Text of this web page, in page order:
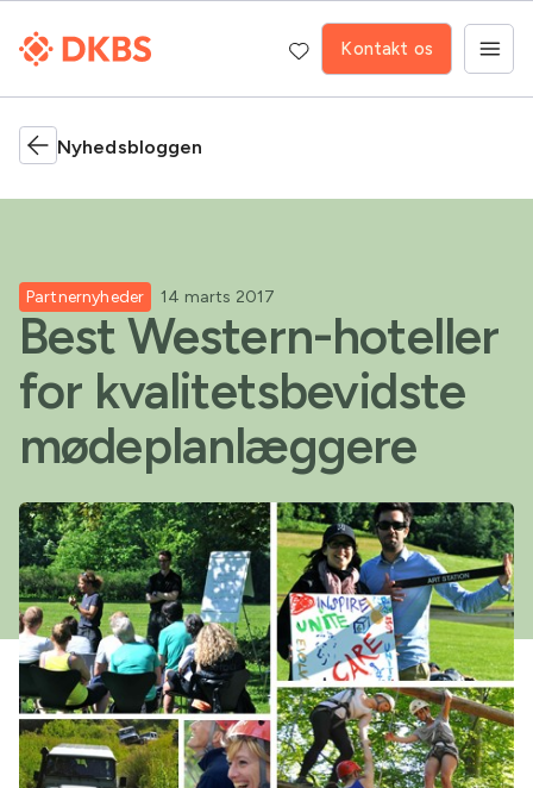
Kontakt os
Nyhedsbloggen
Partnernyheder 14 marts 2017
Best Western-hoteller
for kvalitetsbevidste
mødeplanlæggere